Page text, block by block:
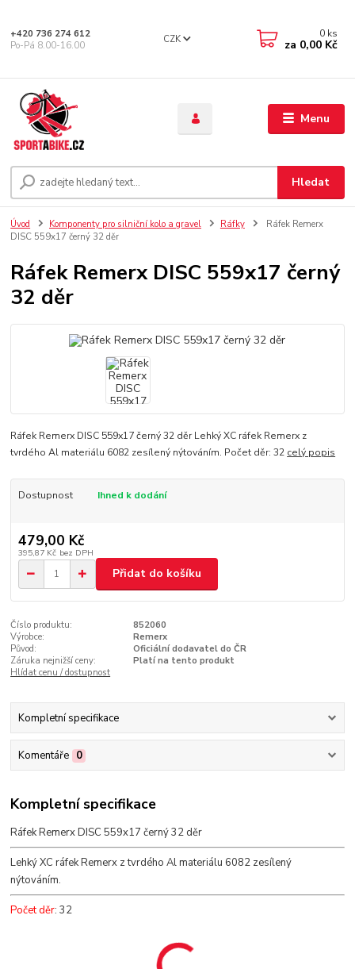
Menu
CZK
Hledat
+420 736 274 612
Po-Pá 8.00-16.00
0 ks
za 0,00 Kč
Úvod Komponenty pro silniční kolo a gravel Ráfky
Ráfek Remerx
DISC 559x17 černý 32 děr
Ráfek Remerx DISC 559x17 černý
32 děr
Ráfek Remerx DISC 559x17 černý 32 děr Lehký XC ráfek Remerx z
tvrdého Al materiálu 6082 zesílený nýtováním. Počet děr: 32 celý popis
Dostupnost Ihned k dodání
479,00 Kč
395,87 Kč bez DPH
Přidat do košíku
Číslo produktu:
852060
Výrobce:
Remerx
Původ:
Oficiální dodavatel do ČR
Záruka nejnižší ceny:
Platí na tento produkt
Hlídat cenu / dostupnost
Kompletní specifikace
Komentáře 0
Kompletní specifikace
Ráfek Remerx DISC 559x17 černý 32 děr
Lehký XC ráfek Remerx z tvrdého Al materiálu 6082 zesílený
nýtováním.
Počet děr: 32